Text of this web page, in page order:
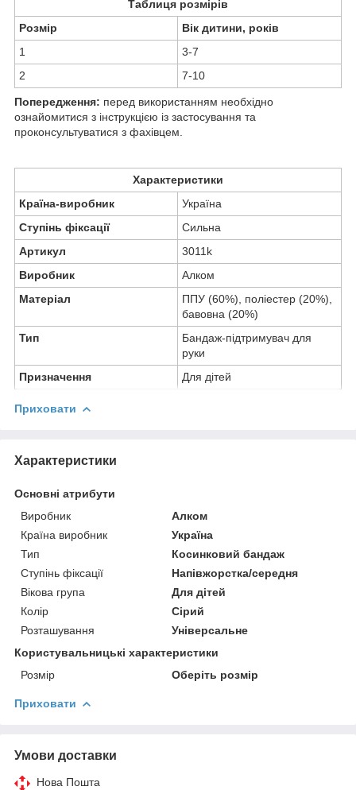
Таблиця розмірів
Розмір
Вік дитини, років
1
3-7
2
7-10
Попередження: перед використанням необхідно
ознайомитися з інструкцією із застосування та
проконсультуватися з фахівцем.
Характеристики
Країна-виробник
Україна
Ступінь фіксації
Сильна
Артикул
3011k
Виробник
Алком
Матеріал
ППУ (60%), поліестер (20%),
бавовна (20%)
Тип
Бандаж-підтримувач для
руки
Призначення
Для дітей
Приховати
Характеристики
Основні атрибути
Виробник
Алком
Країна виробник
Україна
Тип
Косинковий бандаж
Ступінь фіксації
Напівжорстка/середня
Вікова група
Для дітей
Колір
Сірий
Розташування
Універсальне
Користувальницькі характеристики
Розмір
Оберіть розмір
Приховати
Умови доставки
Нова Пошта